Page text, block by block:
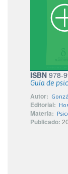
ISBN 978-
Guía de
Autor:
Editorial:
Materia:
Publicado: